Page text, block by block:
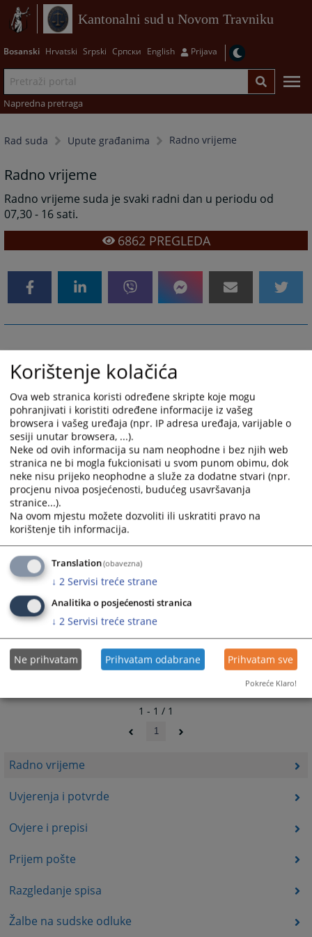
Kantonalni sud u Novom Travniku
Bosanski Hrvatski Srpski Српски English Prijava
Napredna pretraga
Rad suda Upute građanima Radno vrijeme
Radno vrijeme
Uvjerenja i potvrde
Ovjere i prepisi
Prijem pošte
Razgledanje spisa
Žalbe na sudske odluke
Radno vrijeme
Radno vrijeme suda je svaki radni dan u periodu od
07,30 - 16 sati.
6862 PREGLEDA
1 - 1 / 1
1
Korištenje kolačića
Ova web stranica koristi određene skripte koje mogu
pohranjivati i koristiti određene informacije iz vašeg
browsera i vašeg uređaja (npr. IP adresa uređaja, varijable o
sesiji unutar browsera, ...).
Neke od ovih informacija su nam neophodne i bez njih web
stranica ne bi mogla fukcionisati u svom punom obimu, dok
neke nisu prijeko neophodne a služe za dodatne stvari (npr.
procjenu nivoa posjećenosti, budućeg usavršavanja
stranice...).
Na ovom mjestu možete dozvoliti ili uskratiti pravo na
korištenje tih informacija.
Translation(obavezna)
↓ 2 Servisi treće strane
Analitika o posjećenosti stranica
↓ 2 Servisi treće strane
Ne prihvatam Prihvatam odabrane Prihvatam sve
Pokreće Klaro!